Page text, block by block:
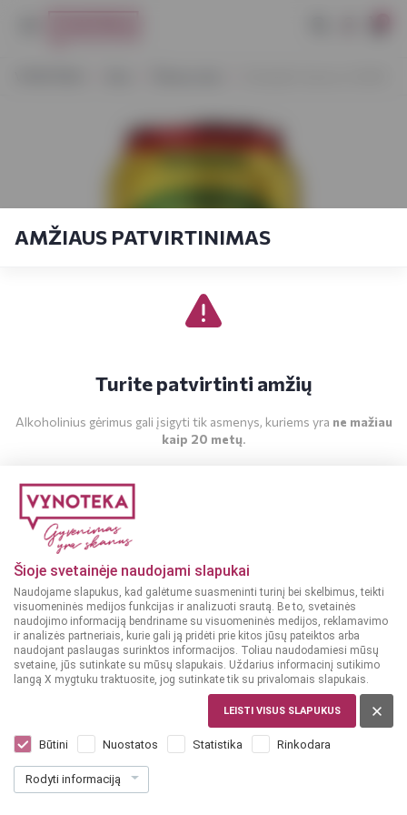
Šioje svetainėje naudojami slapukai
Naudojame slapukus, kad galėtume suasmeninti turinį bei skelbimus, teikti
visuomeninės medijos funkcijas ir analizuoti srautą. Be to, svetainės
naudojimo informaciją bendriname su visuomeninės medijos, reklamavimo
ir analizės partneriais, kurie gali ją pridėti prie kitos jūsų pateiktos arba
naudojant paslaugas surinktos informacijos. Toliau naudodamiesi mūsų
svetaine, jūs sutinkate su mūsų slapukais. Uždarius informacinį sutikimo
langą X mygtuku traktuosite, jog sutinkate tik su privalomais slapukais.
LEISTI VISUS SLAPUKUS
Būtini Nuostatos Statistika Rinkodara
Rodyti informaciją
AMŽIAUS PATVIRTINIMAS
Turite patvirtinti amžių
Alkoholinius gėrimus gali įsigyti tik asmenys, kuriems yra ne mažiau
kaip 20 metų.
Kalnapilis Vasaros 0,568 l
Dar nėra balsų, galite įvertinti
119€ 2.10 € / L